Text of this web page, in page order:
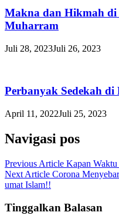
Makna dan Hikmah di
Muharram
Juli 28, 2023Juli 26, 2023
Perbanyak Sedekah
April 11, 2022Juli 25, 2023
Navigasi pos
Previous Article Kapan
Next Article Corona
umat Islam!!
Tinggalkan Balasan